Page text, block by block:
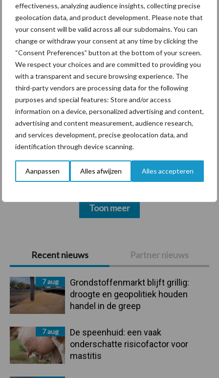
effectiveness, analyzing audience insights, collecting precise
geolocation data, and product development. Please note that
your consent will be valid across all our subdomains. You can
change or withdraw your consent at any time by clicking the
“Consent Preferences” button at the bottom of your screen.
We respect your choices and are committed to providing you
with a transparent and secure browsing experience. The
third-party vendors are processing data for the following
purposes and special features: Store and/or access
information on a device, personalized advertising and content,
advertising and content measurement, audience research,
and services development, precise geolocation data, and
identification through device scanning.
Aanpassen Alles afwijzen Alles accepteren
Primaire
Sidebar
Recent nieuws Partner nieuws
7 aug
Grondstoffenmarkt blijft grillig:
droogte en geopolitiek houden
handel in de greep
7 aug
De speenhuid: een vaak
onderschatte risicofactor voor
mastitis
krimpende Nederlandse
markt
Themapagina's
Diergezondheid Bemesting Fokkerij
Bedrijfsnieuws
Ligbox &
Voerhekken
Toon meer